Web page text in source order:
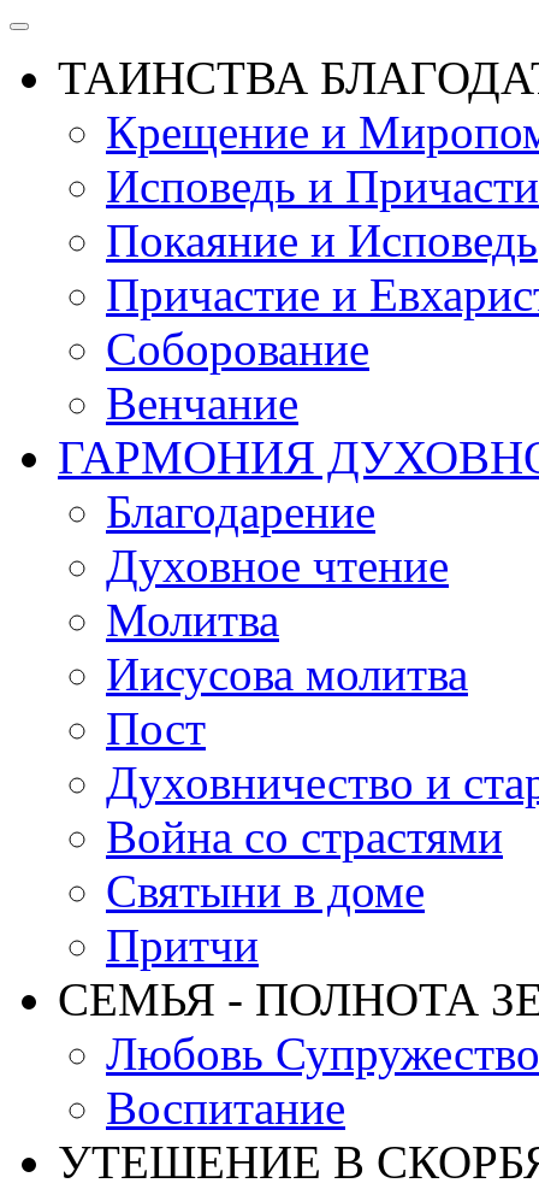
ТАИНСТВА
Крещение и
Исповедь и
Покаяние и Исповедь
Причастие и
Соборование
Венчание
ГАРМОНИЯ
Благодарение
Духовное чтение
Молитва
Иисусова молитва
Пост
Духовничество и
Война со страстями
Святыни в доме
Притчи
СЕМЬЯ - ПОЛНОТА
Любовь Супружество
Воспитание
УТЕШЕНИЕ В